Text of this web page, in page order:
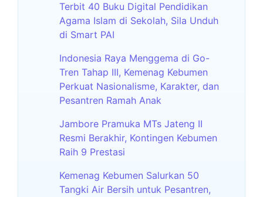
Terbit 40 Buku Digital Pendidikan
Agama Islam di Sekolah, Sila Unduh
di Smart PAI
Indonesia Raya Menggema di Go-
Tren Tahap III, Kemenag Kebumen
Perkuat Nasionalisme, Karakter, dan
Pesantren Ramah Anak
Jambore Pramuka MTs Jateng II
Resmi Berakhir, Kontingen Kebumen
Raih 9 Prestasi
Kemenag Kebumen Salurkan 50
Tangki Air Bersih untuk Pesantren,